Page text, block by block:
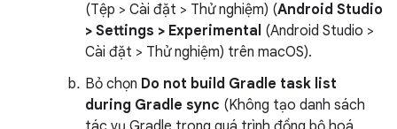
(Tệp > Cài đặt > Thử nghiệm) (Android Studio
> Settings > Experimental (Android Studio >
Cài đặt > Thử nghiệm) trên macOS).
Bỏ chọn Do not build Gradle task list
during Gradle sync (Không tạo danh sách